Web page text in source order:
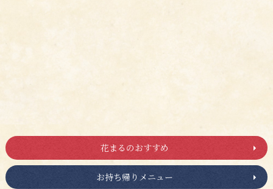
花まるのおすすめ
お持ち帰りメニュー